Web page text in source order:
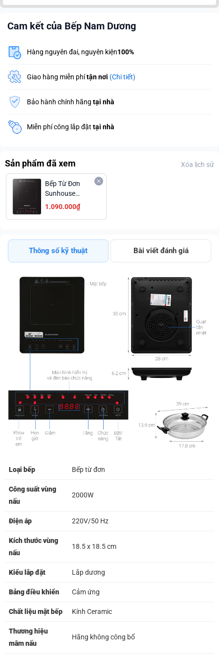
Cam kết của Bếp Nam Dương
Hàng nguyên đai, nguyên kiện100%
Giao hàng miễn phítận nơi (Chi tiết)
Bảo hành chính hãng tại nhà
Miễn phí công lắp đặt tại nhà
Sản phẩm đã xem Xóa lịch sử
Bếp Từ Đơn
Sunhouse
SHD6805 Thiết
Kế Nhỏ Gọn Giá
1.090.000₫
Thông số kỹ thuật Bài viết đánh giá
Loại bếp Bếp từ đơn
Công suất vùng
nấu
2000W
Điện áp 220V/50 Hz
Kích thước vùng
nấu
18.5 x 18.5 cm
Kiểu lắp đặt Lắp dương
Bảng điều khiển Cảm ứng
Chất liệu mặt bếp Kính Ceramic
Thương hiệu
mâm nấu
Hãng không công bố